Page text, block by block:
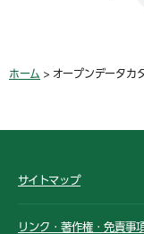
ホーム > オープンデータ
サイトマップ
リンク・著作権・免責事